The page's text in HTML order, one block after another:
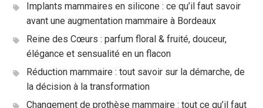
Implants mammaires en silicone : ce qu’il faut savoir
avant une augmentation mammaire à Bordeaux
Reine des Cœurs : parfum floral & fruité, douceur,
élégance et sensualité en un flacon
Réduction mammaire : tout savoir sur la démarche, de
la décision à la transformation
Changement de prothèse mammaire : tout ce qu’il faut